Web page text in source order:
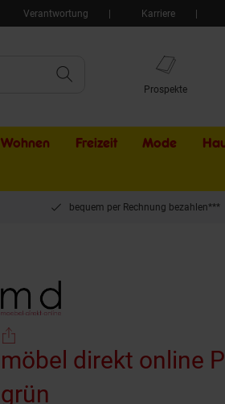
Verantwortung Karriere
Prospekte
Wohnen Freizeit Mode
bequem per Rechnung bezahlen***
möbel direkt online
grün